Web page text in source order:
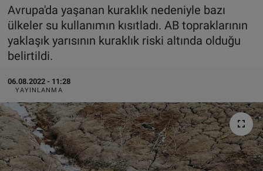
Avrupa'da yaşanan kuraklık nedeniyle bazı
ülkeler su kullanımın kısıtladı. AB topraklarının
yaklaşık yarısının kuraklık riski altında olduğu
belirtildi.
06.08.2022 - 11:28
YAYINLANMA
FRANSA
AVUSTURYA
TÜRKİYE
DÜNYA
FOTO GALERİ
VIDEO GALERİ
Süper Lig Puan Durumu ve Fikstür
Tüm Manşetler